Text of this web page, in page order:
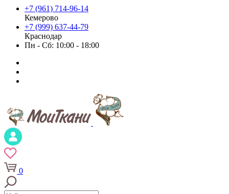
+7 (961) 714-96-14
Кемерово
+7 (999) 637-44-79
Краснодар
Пн - Сб: 10:00 - 18:00
0